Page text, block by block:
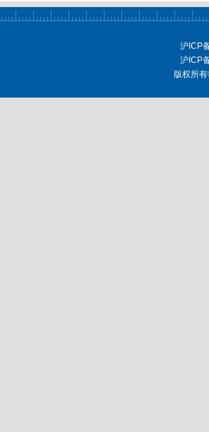
沪ICP
沪ICP
版权所